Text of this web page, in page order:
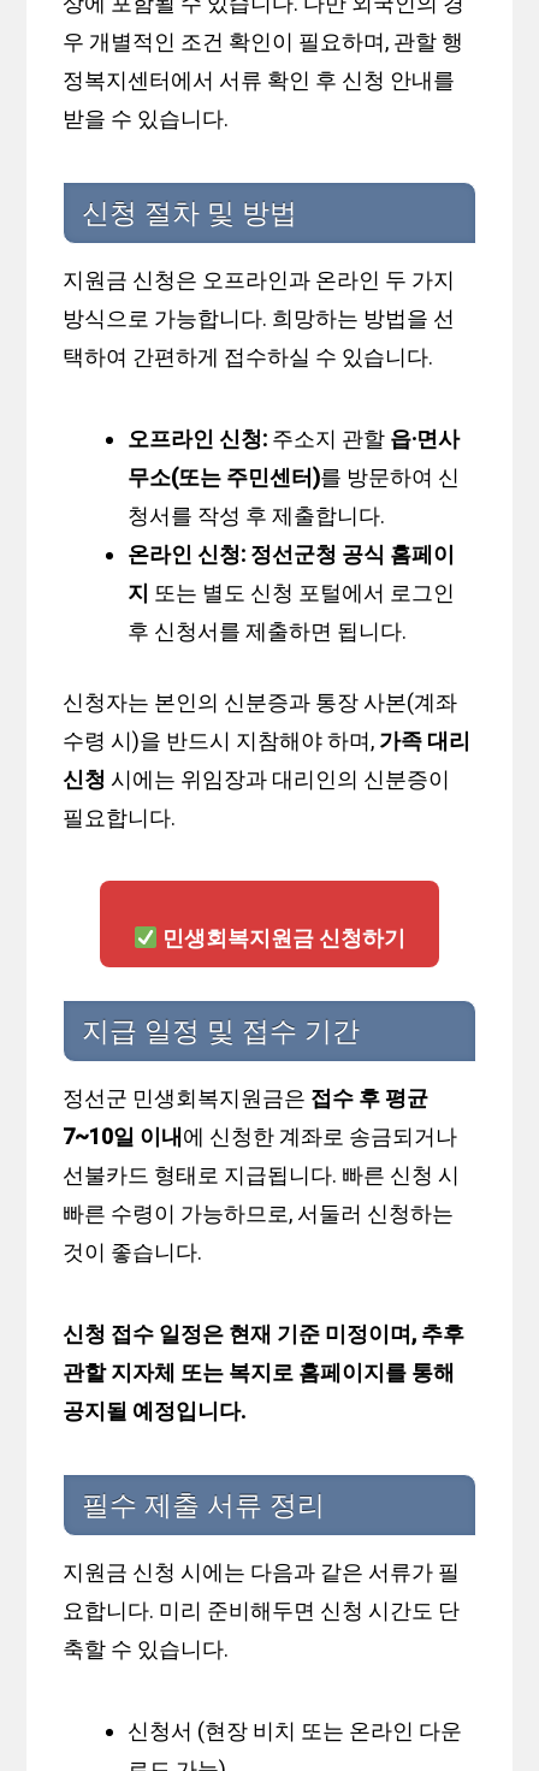
우 개별적인 조건 확인이 필요하며, 관할 행
정복지센터에서 서류 확인 후 신청 안내를
받을 수 있습니다.
신청 절차 및 방법
지원금 신청은 오프라인과 온라인 두 가지
방식으로 가능합니다. 희망하는 방법을 선
택하여 간편하게 접수하실 수 있습니다.
오프라인 신청: 주소지 관할 읍·면사
무소(또는 주민센터)를 방문하여 신
청서를 작성 후 제출합니다.
온라인 신청: 정선군청 공식 홈페이
지 또는 별도 신청 포털에서 로그인
후 신청서를 제출하면 됩니다.
신청자는 본인의 신분증과 통장 사본(계좌
수령 시)을 반드시 지참해야 하며, 가족 대리
신청 시에는 위임장과 대리인의 신분증이
필요합니다.
민생회복지원금 신청하기
지급 일정 및 접수 기간
정선군 민생회복지원금은 접수 후 평균
7~10일 이내 에 신청한 계좌로 송금되거나
선불카드 형태로 지급됩니다. 빠른 신청 시
빠른 수령이 가능하므로, 서둘러 신청하는
것이 좋습니다.
신청 접수 일정은 현재 기준 미정이며, 추후
관할 지자체 또는 복지로 홈페이지를 통해
공지될 예정입니다.
필수 제출 서류 정리
지원금 신청 시에는 다음과 같은 서류가 필
요합니다. 미리 준비해두면 신청 시간도 단
축할 수 있습니다.
신청서 (현장 비치 또는 온라인 다운